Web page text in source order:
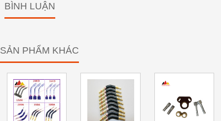
BÌNH LUẬN
SẢN PHẨM KHÁC